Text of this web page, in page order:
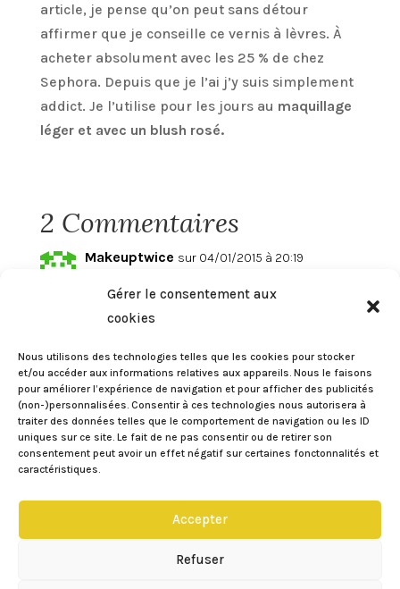
Gérer le consentement aux
cookies
Nous utilisons des technologies telles que les cookies pour stocker
et/ou accéder aux informations relatives aux appareils. Nous le faisons
pour améliorer l’expérience de navigation et pour afficher des publicités
(non-)personnalisées. Consentir à ces technologies nous autorisera à
traiter des données telles que le comportement de navigation ou les ID
uniques sur ce site. Le fait de ne pas consentir ou de retirer son
consentement peut avoir un effet négatif sur certaines fonctonnalités et
caractéristiques.
Accepter
Refuser
article, je pense qu’on peut sans détour
affirmer que je conseille ce vernis à lèvres. À
acheter absolument avec les 25 % de chez
Sephora. Depuis que je l’ai j’y suis simplement
addict. Je l’utilise pour les jours au maquillage
léger et avec un blush rosé.
2 Commentaires
Makeuptwice sur 04/01/2015 à 20:19
J’adore l’effet modulable selon si on
applique une seule couche ou deux. Il
les réductions Sephora en effet 😉
Élodie
Réponse
Il a l’air top ! Le rendu est sympa ! D’une
couche à l’autre c’est fou comme la
teinte se révèle 🙂